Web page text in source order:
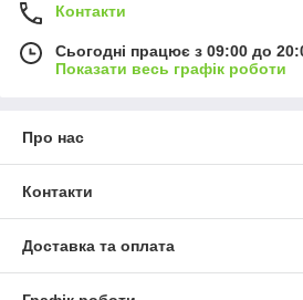
Контакти
Сьогодні працює з 09:00 до
Показати весь графік роботи
Про нас
Контакти
Доставка та оплата